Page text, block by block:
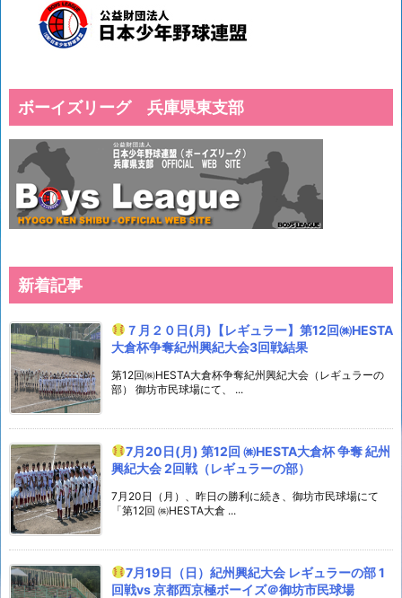
ボーイズリーグ 兵庫県東支部
新着記事
７月２０日(月)【レギュラー】第12回㈱HESTA
大倉杯争奪紀州興紀大会3回戦結果
第12回㈱HESTA大倉杯争奪紀州興紀大会（レギュラーの
部） 御坊市民球場にて、 ...
7月20日(月) 第12回 ㈱HESTA大倉杯 争奪 紀州
興紀大会 2回戦（レギュラーの部）
7月20日（月）、昨日の勝利に続き、御坊市民球場にて
「第12回 ㈱HESTA大倉 ...
7月19日（日）紀州興紀大会 レギュラーの部 1
回戦vs 京都西京極ボーイズ＠御坊市民球場